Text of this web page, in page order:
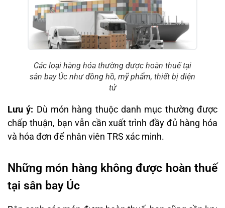
Các loại hàng hóa thường được hoàn thuế tại
sân bay Úc như đồng hồ, mỹ phẩm, thiết bị điện
tử
Lưu ý: Dù món hàng thuộc danh mục thường được
chấp thuận, bạn vẫn cần xuất trình đầy đủ hàng hóa
và hóa đơn để nhân viên TRS xác minh.
Những món hàng không được hoàn thuế
tại sân bay Úc